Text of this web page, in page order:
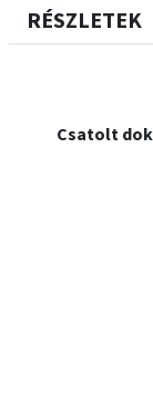
RÉSZLETEK
Csatolt